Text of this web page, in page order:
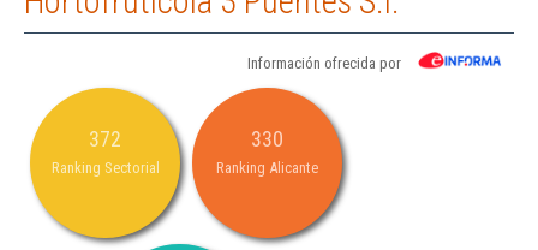
Información ofrecida por
372
Ranking Sectorial
330
Ranking Alicante